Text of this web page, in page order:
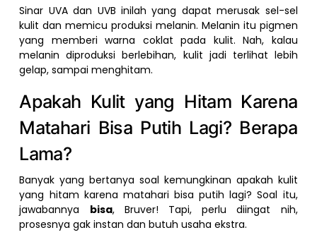
Sinar UVA dan UVB inilah yang dapat merusak sel-sel
kulit dan memicu produksi melanin. Melanin itu pigmen
yang memberi warna coklat pada kulit. Nah, kalau
melanin diproduksi berlebihan, kulit jadi terlihat lebih
gelap, sampai menghitam.
Apakah Kulit yang Hitam Karena
Matahari Bisa Putih Lagi? Berapa
Lama?
Banyak yang bertanya soal kemungkinan apakah kulit
yang hitam karena matahari bisa putih lagi? Soal itu,
jawabannya bisa, Bruver! Tapi, perlu diingat nih,
prosesnya gak instan dan butuh usaha ekstra.